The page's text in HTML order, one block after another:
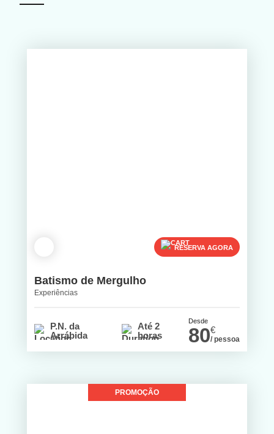
RESERVA AGORA
Batismo de Mergulho
Experiências
P.N. da
Arrábida
Até 2
horas
Desde
80€
/ pessoa
PROMOÇÃO